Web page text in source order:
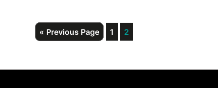
« Go
to
Previous Page Page
1 Page
2